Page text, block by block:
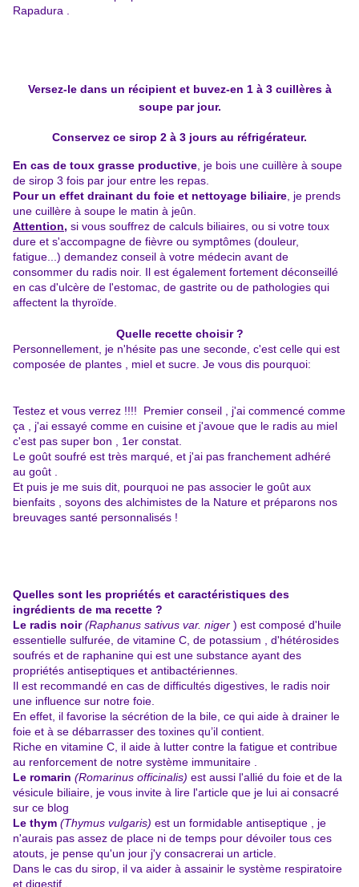
Rapadura .
Versez-le dans un récipient et buvez-en 1 à 3 cuillères à
soupe par jour.
Conservez ce sirop 2 à 3 jours au réfrigérateur.
En cas de toux grasse productive, je bois une cuillère à soupe
de sirop 3 fois par jour entre les repas.
Pour un effet drainant du foie et nettoyage biliaire, je prends
une cuillère à soupe le matin à jeûn.
Attention, si vous souffrez de calculs biliaires, ou si votre toux
dure et s'accompagne de fièvre ou symptômes (douleur,
fatigue...) demandez conseil à votre médecin avant de
consommer du radis noir. Il est également fortement déconseillé
en cas d'ulcère de l'estomac, de gastrite ou de pathologies qui
affectent la thyroïde.
Quelle recette choisir ?
Personnellement, je n'hésite pas une seconde, c'est celle qui est
composée de plantes , miel et sucre. Je vous dis pourquoi:
Testez et vous verrez !!!! Premier conseil , j'ai commencé comme
ça , j'ai essayé comme en cuisine et j'avoue que le radis au miel
c'est pas super bon , 1er constat.
Le goût soufré est très marqué, et j'ai pas franchement adhéré
au goût .
Et puis je me suis dit, pourquoi ne pas associer le goût aux
bienfaits , soyons des alchimistes de la Nature et préparons nos
breuvages santé personnalisés !
Quelles sont les propriétés et caractéristiques des
ingrédients de ma recette ?
Le radis noir (Raphanus sativus var. niger ) est composé d'huile
essentielle sulfurée, de vitamine C, de potassium , d'hétérosides
soufrés et de raphanine qui est une substance ayant des
propriétés antiseptiques et antibactériennes.
Il est recommandé en cas de difficultés digestives, le radis noir
une influence sur notre foie.
En effet, il favorise la sécrétion de la bile, ce qui aide à drainer le
foie et à se débarrasser des toxines qu’il contient.
Riche en vitamine C, il aide à lutter contre la fatigue et contribue
au renforcement de notre système immunitaire .
Le romarin (Romarinus officinalis) est aussi l'allié du foie et de la
vésicule biliaire, je vous invite à lire l'article que je lui ai consacré
sur ce blog
Le thym (Thymus vulgaris) est un formidable antiseptique , je
n'aurais pas assez de place ni de temps pour dévoiler tous ces
atouts, je pense qu'un jour j'y consacrerai un article.
Dans le cas du sirop, il va aider à assainir le système respiratoire
et digestif .